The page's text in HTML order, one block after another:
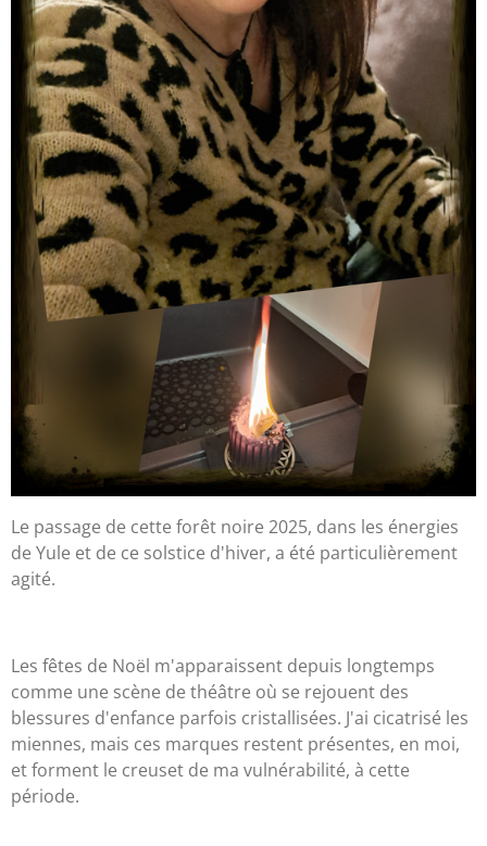
Le passage de cette forêt noire 2025, dans les énergies
de Yule et de ce solstice d'hiver, a été particulièrement
agité.
Les fêtes de Noël m'apparaissent depuis longtemps
comme une scène de théâtre où se rejouent des
blessures d'enfance parfois cristallisées. J'ai cicatrisé les
miennes, mais ces marques restent présentes, en moi,
et forment le creuset de ma vulnérabilité, à cette
période.